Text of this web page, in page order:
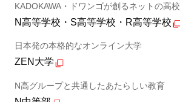
KADOKAWA・ドワンゴが創るネットの高校
N高等学校・S高等学校・R高等学校
日本発の本格的なオンライン大学
ZEN大学
N高グループと共通したあたらしい教育